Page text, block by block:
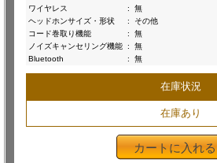
ワイヤレス
:
無
ヘッドホンサイズ・形状
:
その他
コード巻取り機能
:
無
ノイズキャンセリング機能 :
無
Bluetooth
: 無
在庫状況
在庫あり
カートに入れる